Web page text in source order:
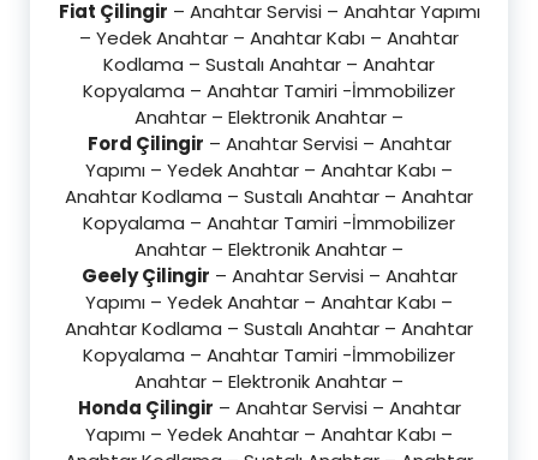
Fiat Çilingir – Anahtar Servisi – Anahtar Yapımı
– Yedek Anahtar – Anahtar Kabı – Anahtar
Kodlama – Sustalı Anahtar – Anahtar
Kopyalama – Anahtar Tamiri -İmmobilizer
Anahtar – Elektronik Anahtar –
Ford Çilingir – Anahtar Servisi – Anahtar
Yapımı – Yedek Anahtar – Anahtar Kabı –
Anahtar Kodlama – Sustalı Anahtar – Anahtar
Kopyalama – Anahtar Tamiri -İmmobilizer
Anahtar – Elektronik Anahtar –
Geely Çilingir – Anahtar Servisi – Anahtar
Yapımı – Yedek Anahtar – Anahtar Kabı –
Anahtar Kodlama – Sustalı Anahtar – Anahtar
Kopyalama – Anahtar Tamiri -İmmobilizer
Anahtar – Elektronik Anahtar –
Honda Çilingir – Anahtar Servisi – Anahtar
Yapımı – Yedek Anahtar – Anahtar Kabı –